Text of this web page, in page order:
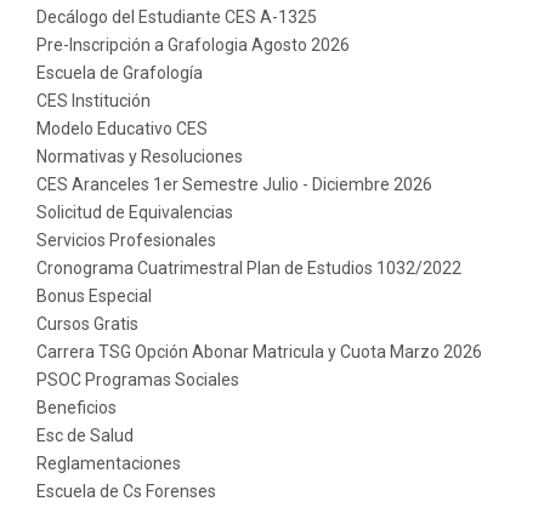
Decálogo del Estudiante CES A-1325
Pre-Inscripción a Grafologia Agosto 2026
Escuela de Grafología
CES Institución
Modelo Educativo CES
Normativas y Resoluciones
CES Aranceles 1er Semestre Julio - Diciembre 2026
Solicitud de Equivalencias
Servicios Profesionales
Cronograma Cuatrimestral Plan de Estudios 1032/2022
Bonus Especial
Cursos Gratis
Carrera TSG Opción Abonar Matricula y Cuota Marzo 2026
PSOC Programas Sociales
Beneficios
Esc de Salud
Reglamentaciones
Escuela de Cs Forenses